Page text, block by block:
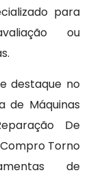
para
ou
destaque no
de Máquinas
De
Torno
de